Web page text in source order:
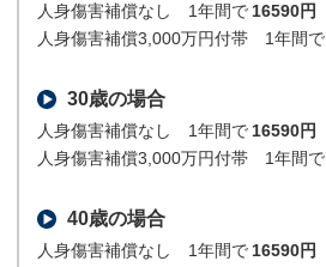
人身傷害補償なし 1年間で 16590円
人身傷害補償3,000万円付帯 1年間で
30歳の場合
人身傷害補償なし 1年間で 16590円
人身傷害補償3,000万円付帯 1年間で
40歳の場合
人身傷害補償なし 1年間で 16590円